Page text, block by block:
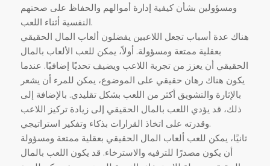
ومسؤولين بشأن كيفية إدارة أموالهم والحفاظ على صحتهم
النفسية أثناء اللعب.
هناك عدة أسباب تجعل اللاعبين يفضلون ألعاب المال الحقيقي
بعقلية ممتعة ومسؤولة. أولاً، يمكن للعب الألعاب بالمال
الحقيقي أن يعزز من تجربة اللاعب ويضيف تحديًا إضافيًا. عندما
يكون هناك رهان حقيقي على الموضوع، يمكن للمرء أن يشعر
بالإثارة والتشويق أكثر من اللعب بشكل تقليدي. بالإضافة إلى
ذلك، قد يؤدي اللعب بالمال الحقيقي إلى زيادة تركيز اللاعب
وقدرته على اتخاذ القرارات بذكاء وتفكير استراتيجي.
ثانيًا، يمكن للعب ألعاب المال الحقيقي بعقلية ممتعة ومسؤولة
أن يكون مصدرًا للترفيه والاسترخاء. قد يكون اللعب بالمال